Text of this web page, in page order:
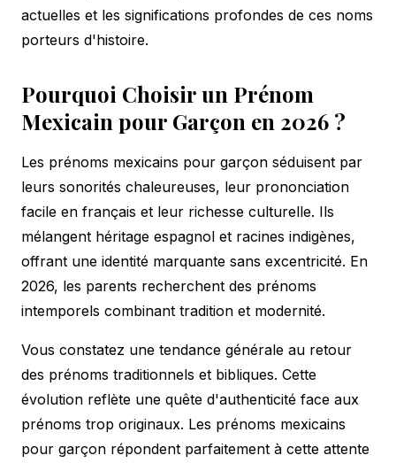
actuelles et les significations profondes de ces noms
porteurs d'histoire.
Pourquoi Choisir un Prénom
Mexicain pour Garçon en 2026 ?
Les prénoms mexicains pour garçon séduisent par
leurs sonorités chaleureuses, leur prononciation
facile en français et leur richesse culturelle. Ils
mélangent héritage espagnol et racines indigènes,
offrant une identité marquante sans excentricité. En
2026, les parents recherchent des prénoms
intemporels combinant tradition et modernité.
Vous constatez une tendance générale au retour
des prénoms traditionnels et bibliques. Cette
évolution reflète une quête d'authenticité face aux
prénoms trop originaux. Les prénoms mexicains
pour garçon répondent parfaitement à cette attente